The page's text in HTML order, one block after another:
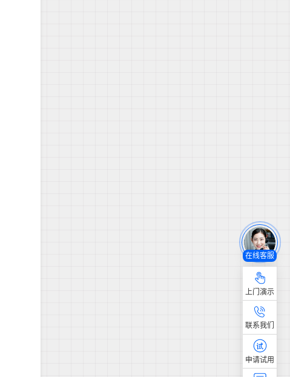
在线客服
上门演示
联系我们
申请试用